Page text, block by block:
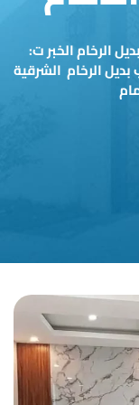
الرخام الخبر ت:
بديل الرخام الشرقية